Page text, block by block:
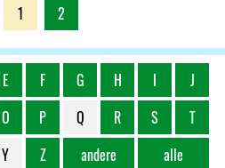
1 2
alle
E F G H I
J
O P Q R S
T
Y Z andere